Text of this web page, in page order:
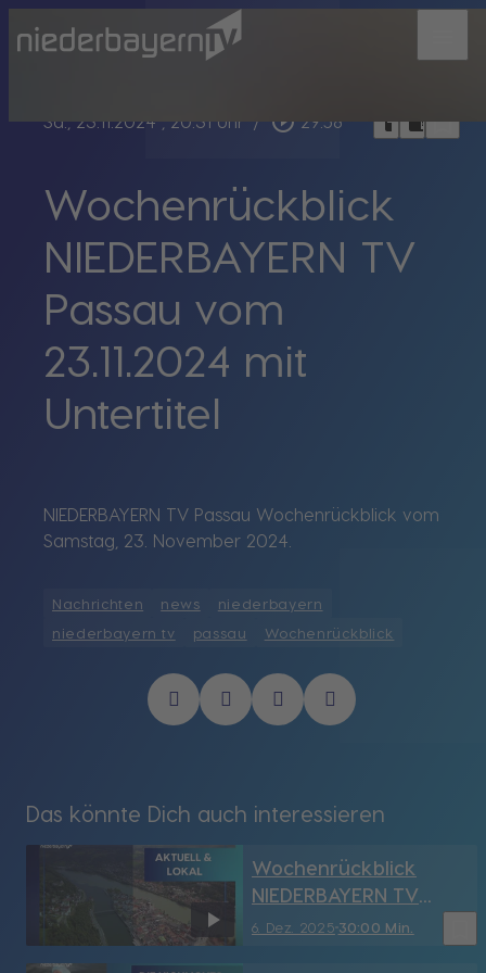
Sa., 23.11.2024, 20:31 Uhr / play_circle_outline 29:58 headphoneschrome_reader_modebookmark_border
Wochenrückblick
NIEDERBAYERN TV
Passau vom
23.11.2024 mit
Untertitel
NIEDERBAYERN TV Passau Wochenrückblick vom
Samstag, 23. November 2024.
Nachrichten news
niederbayern
niederbayern tv
passau Wochenrückblick
Das könnte Dich auch interessieren
6. Dez. 2025 30:00 Min.
Wochenrückblick
NIEDERBAYERN TV
Passau vom 6.12.2025